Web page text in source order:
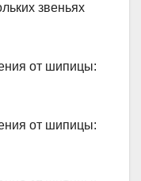
звеньях